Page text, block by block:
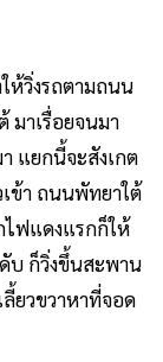
ห้วิ่งรถตามถนน
มาเรื่อยจนมา
แยกนี้จะสังเกต
ข้า ถนนพัทยาใต้
ไฟแดงแรกก็ให้
บ ก็วิ่งขึ้นสะพาน
ยวขวาหาที่จอด